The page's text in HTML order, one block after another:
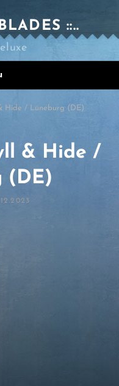
::..
Hide / Lüneburg (DE)
& Hide /
(DE)